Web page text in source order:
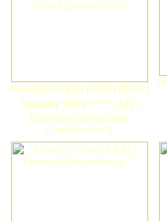
Neodasyscypha cerina (Pers.)
Spooner 2005 nuevo (MT)
Neodasyscypha cerina
Comentarios: 0